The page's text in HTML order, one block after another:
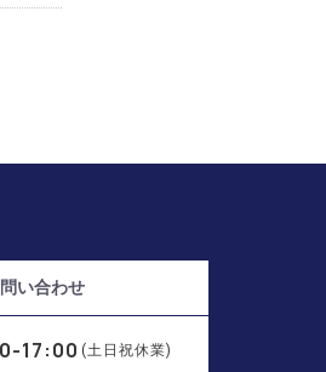
い合わせ
17:00 (土日祝休業)